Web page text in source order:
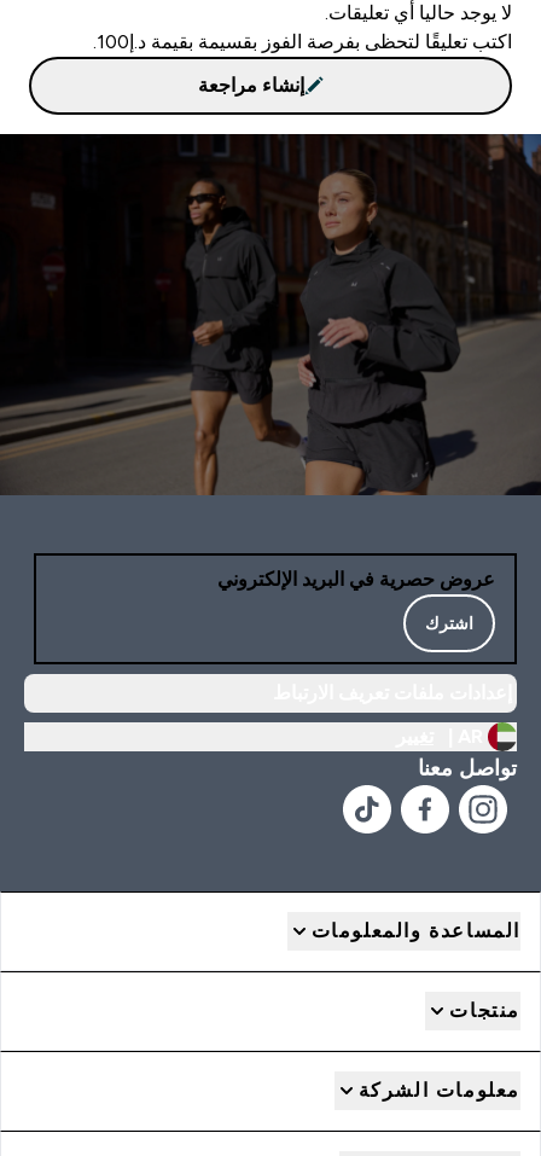
لا يوجد حاليا أي تعليقات.
اكتب تعليقًا لتحظى بفرصة الفوز بقسيمة بقيمة د.إ100.
إنشاء مراجعة
عروض حصرية في البريد الإلكتروني
اشترك
تواصل معنا
المساعدة والمعلومات
منتجات
معلومات الشركة